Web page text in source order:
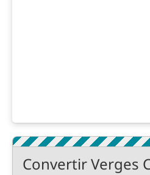
Convertir Verges